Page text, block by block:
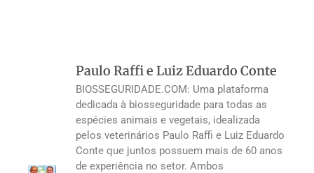
Paulo Raffi e Luiz Eduardo Conte
BIOSSEGURIDADE.COM: Uma plataforma
dedicada à biosseguridade para todas as
espécies animais e vegetais, idealizada
pelos veterinários Paulo Raffi e Luiz Eduardo
Conte que juntos possuem mais de 60 anos
de experiência no setor. Ambos